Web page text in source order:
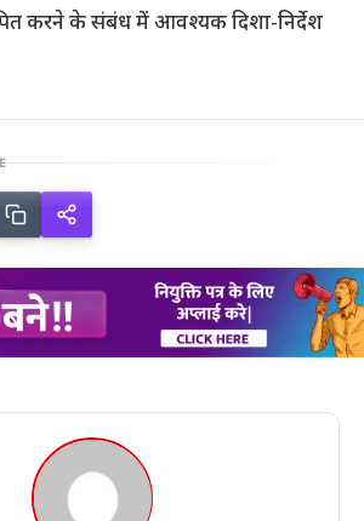
करने के संबंध में आवश्यक दिशा-निर्देश